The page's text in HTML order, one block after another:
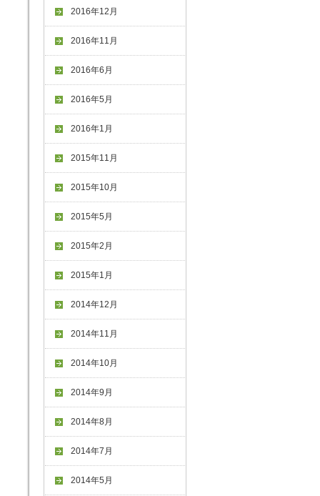
2016年12月
2016年11月
2016年6月
2016年5月
2016年1月
2015年11月
2015年10月
2015年5月
2015年2月
2015年1月
2014年12月
2014年11月
2014年10月
2014年9月
2014年8月
2014年7月
2014年5月